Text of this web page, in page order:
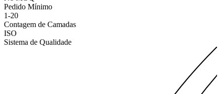
Pedido Mínimo
1-20
Contagem de Camadas
ISO
Sistema de Qualidade